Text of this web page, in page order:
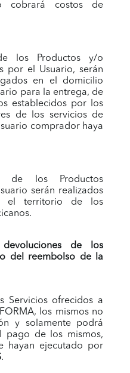
costos de
los Productos y/o
por el Usuario, serán
en el domicilio
para la entrega, de
establecidos por los
de los servicios de
comprador haya
de los Productos
serán realizados
el territorio de los
de los
del reembolso de la
Servicios ofrecidos a
los mismos no
y solamente podrá
pago de los mismos,
hayan ejecutado por
.